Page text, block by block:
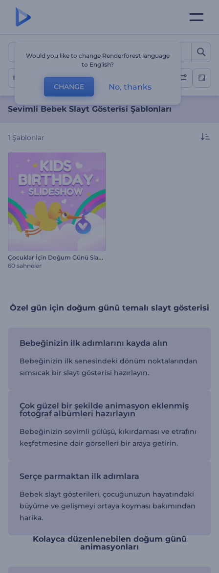
Sevimli Bebek Slayt
Bebek Slayt Gösterisi
Sevimli Bebek Slayt Gösterisi Şablonları
1 Şablonlar
Ç
ocuklar İçin Doğum Günü Slayt Gösterisi
60 sahneler
Özel gün için doğum günü temalı slayt gösterisi
Bebeğinizin ilk adımlarını kayda alın
Bebeğinizin ilk senesindeki dönüm noktalarından
sımsıcak bir slayt gösterisi hazırlayın.
Çok güzel bir şekilde animasyon eklenmiş
fotoğraf albümleri hazırlayın
Bebeğinizin sevimli gülüşü, kıkırdaması ve etrafını
keşfetmesine dair görselleri bir araya getirin.
Serçe parmaktan ilk adımlara
Bebek slayt gösterileri, çocuğunuzun hayatındaki
büyüme ve gelişmeyi ortaya koyması bakımından
harika.
Kolayca düzenlenebilen doğum günü
animasyonları
Would you like to change Renderforest language
to English?
CHANGE No, thanks